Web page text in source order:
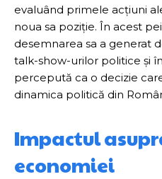
evaluând primele acțiuni
noua sa poziție. În acest
desemnarea sa a generat
talk-show-urilor politice și
percepută ca o decizie
dinamica politică din
Impactul
economiei